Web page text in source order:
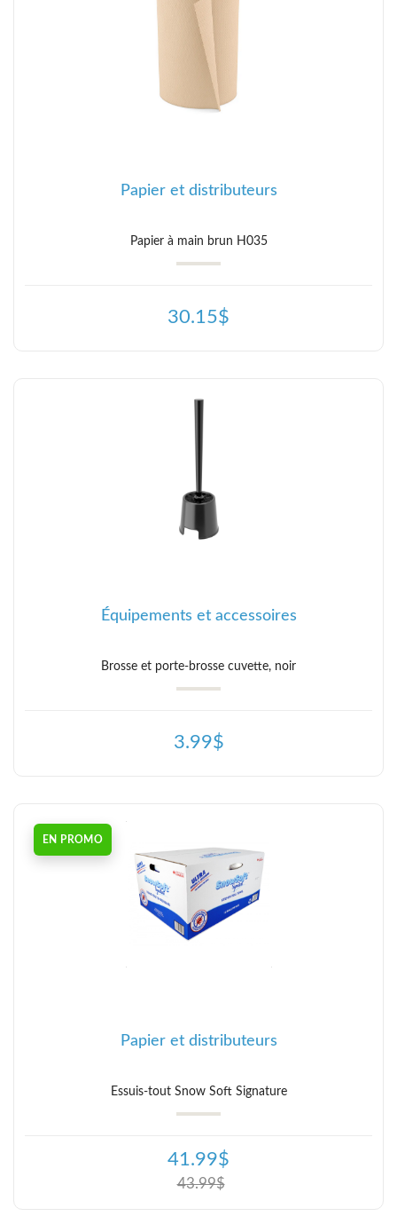
Papier et distributeurs
Papier à main brun H035
30.15$
Équipements et accessoires
Brosse et porte-brosse cuvette, noir
3.99$
EN PROMO
Papier et distributeurs
Essuis-tout Snow Soft Signature
41.99$
43.99$